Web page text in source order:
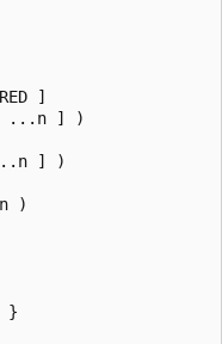
]
...n ] )
] )
)
}